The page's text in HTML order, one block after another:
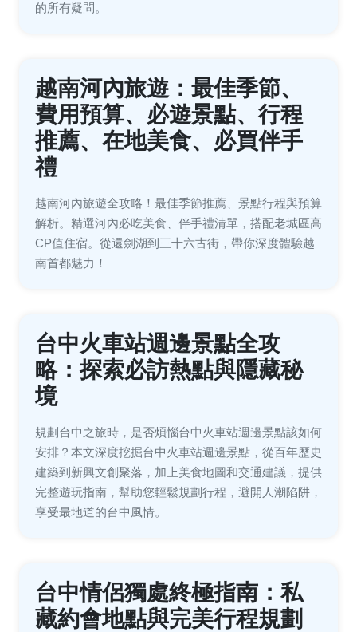
的所有疑問。
越南河內旅遊：最佳季節、
費用預算、必遊景點、行程
推薦、在地美食、必買伴手
禮
越南河內旅遊全攻略！最佳季節推薦、景點行程與預算
解析。精選河內必吃美食、伴手禮清單，搭配老城區高
CP值住宿。從還劍湖到三十六古街，帶你深度體驗越
南首都魅力！
台中火車站週邊景點全攻
略：探索必訪熱點與隱藏秘
境
規劃台中之旅時，是否煩惱台中火車站週邊景點該如何
安排？本文深度挖掘台中火車站週邊景點，從百年歷史
建築到新興文創聚落，加上美食地圖和交通建議，提供
完整遊玩指南，幫助您輕鬆規劃行程，避開人潮陷阱，
享受最地道的台中風情。
台中情侶獨處終極指南：私
藏約會地點與完美行程規劃